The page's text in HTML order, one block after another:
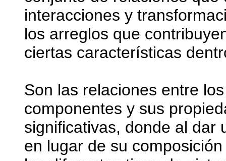
interacciones y
los arreglos que
ciertas características
Son las relaciones entre
componentes y sus
significativas, donde al dar
en lugar de su